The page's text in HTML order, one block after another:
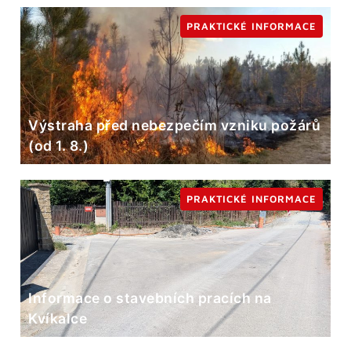
Výstraha před nebezpečím vzniku požárů
(od 1. 8.)
PRAKTICKÉ INFORMACE
Informace o stavebních pracích na
Kvíkalce
PRAKTICKÉ INFORMACE